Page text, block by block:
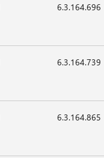
6.3.164.696
6.3.164.739
6.3.164.865